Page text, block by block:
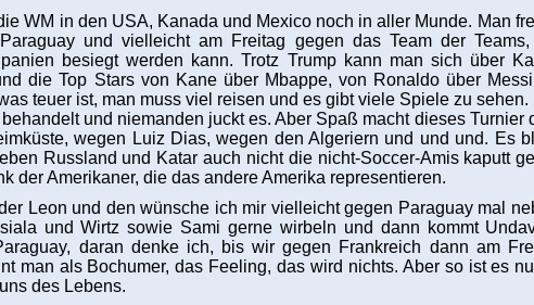
WM in den USA, Kanada und Mexico noch in aller Munde. Man
und vielleicht am Freitag gegen das Team der
besiegt werden kann. Trotz Trump kann man sich über
die Top Stars von Kane über Mbappe, von Ronaldo über
teuer ist, man muss viel reisen und es gibt viele Spiele zu
behandelt und niemanden juckt es. Aber Spaß macht dieses Turnier
wegen Luiz Dias, wegen den Algeriern und und und. Es
Russland und Katar auch nicht die nicht-Soccer-Amis kaputt
der Amerikaner, die das andere Amerika representieren.
Leon und den wünsche ich mir vielleicht gegen Paraguay mal
und Wirtz sowie Sami gerne wirbeln und dann kommt
daran denke ich, bis wir gegen Frankreich dann am
man als Bochumer, das Feeling, das wird nichts. Aber so ist es
des Lebens.